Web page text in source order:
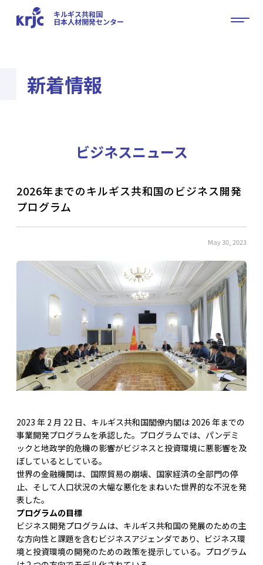
キルギス共和国
日本人材開発センター
新着情報
ビジネスニュース
2026年までのキルギス共和国のビジネス開発
プログラム
May 30, 2023
2023 年 2 月 22 日、キルギス共和国閣僚内閣は 2026 年までの
事業開発プログラムを承認した。プログラムでは、パンデミ
ックと地政学的危機の影響がビジネスと投資環境に悪影響を及
ぼしているとしている。
世界の金融機関は、国際貿易の崩壊、国家経済の全部門の停
止、そして人口状況の大幅な悪化をまねいた世界的な不況を発
表した。
プログラムの目標
ビジネス開発プログラムは、キルギス共和国の発展のための主
な方向性と課題を含むビジネスアジェンダであり、ビジネス環
境と投資環境の開発のための政策を提示している。プログラム